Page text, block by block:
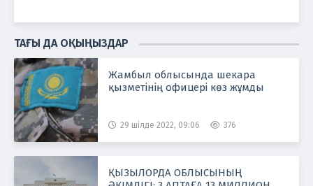
ТАҒЫ ДА ОҚЫҢЫЗДАР
Жамбыл облысында шекара
қызметінің офицері көз жұмды
29 шілде 2022, 09:06 376
ҚЫЗЫЛОРДА ОБЛЫСЫНЫҢ